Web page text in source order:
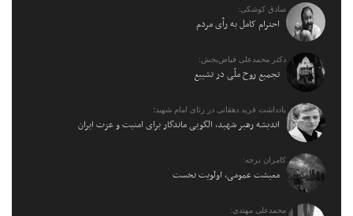
صادق کوشکی:
احترام کامل به رأی مردم
دکتر محمدعلی فیاض‌بخش:
تجمیع روح ملّی در تشییع
یادداشت فرید دهقانی در رثای امام شهید؛
اندیشه رهبر شهید، الگویی ماندگار برای امنیت و عزت ایران
کامران نرجه:
معیشت عمومی، اولویت نخست
محمدعلی مهتدی: